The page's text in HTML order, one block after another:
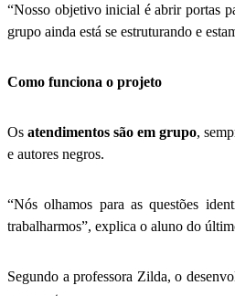
“Nosso objetivo inicial é abrir portas
grupo ainda está se estruturando e
Como funciona o projeto
Osatendimentos são em grupo,
e autores negros.
“Nós olhamos para as questões
trabalharmos”, explica o aluno do
Segundo a professora Zilda, o